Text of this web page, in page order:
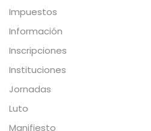
Impuestos
Información
Inscripciones
Instituciones
Jornadas
Luto
Manifiesto